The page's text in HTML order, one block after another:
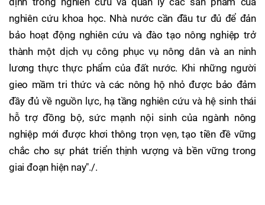
nghiên cứu khoa học. Nhà nước cần đầu tư đủ để đản
bảo hoạt động nghiên cứu và đào tạo nông nghiệp trở
thành một dịch vụ công phục vụ nông dân và an ninh
lương thực thực phẩm của đất nước. Khi những người
gieo mầm tri thức và các nông hộ nhỏ được bảo đảm
đầy đủ về nguồn lực, hạ tầng nghiên cứu và hệ sinh thái
hỗ trợ đồng bộ, sức mạnh nội sinh của ngành nông
nghiệp mới được khơi thông trọn vẹn, tạo tiền đề vững
chắc cho sự phát triển thịnh vượng và bền vững trong
giai đoạn hiện nay"./.